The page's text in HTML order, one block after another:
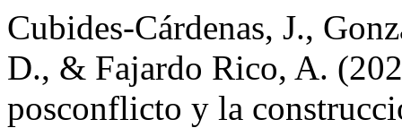
Cubides-Cárdenas, J.,
D., & Fajardo Rico, A.
posconflicto y la